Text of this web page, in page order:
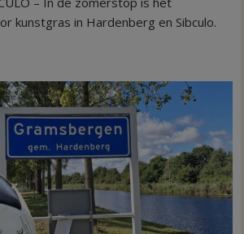
is
in
Hardenberg
en
Sibculo
kunstgras in Hardenberg en Sibculo.